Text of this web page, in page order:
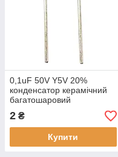
0,1uF 50V Y5V 20%
конденсатор керамічний
багатошаровий
2 ₴
Купити